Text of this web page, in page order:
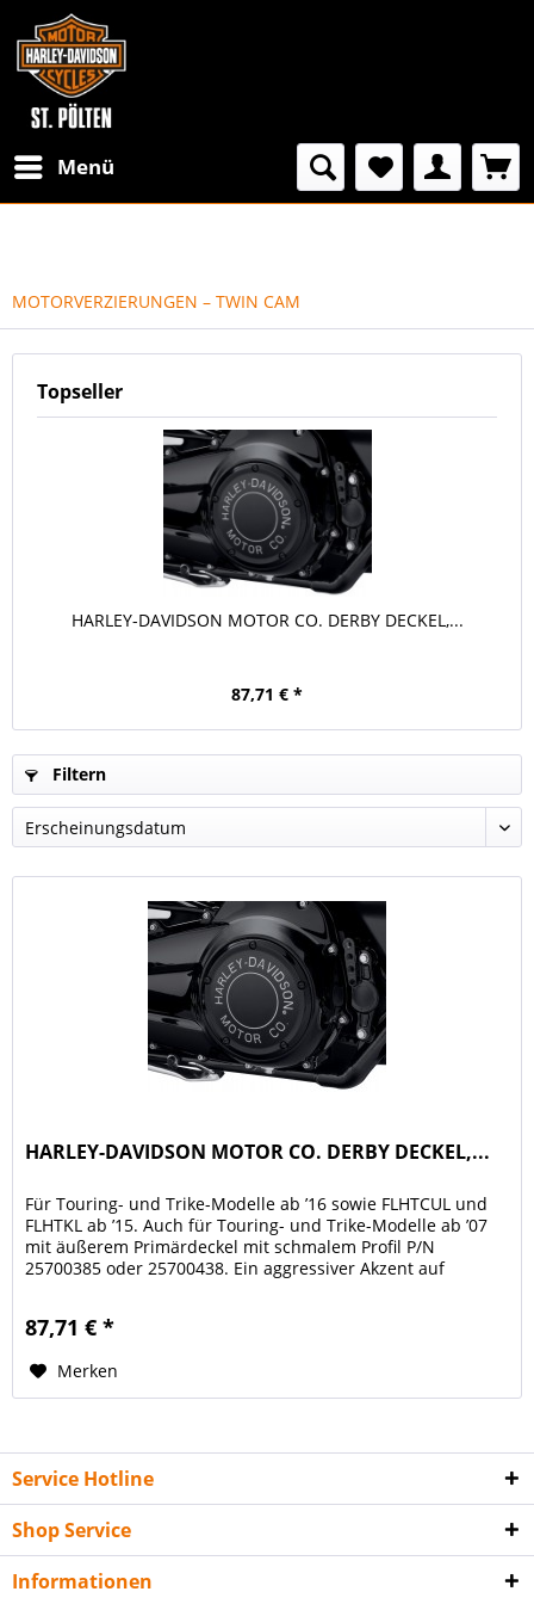
Menü
MOTORVERZIERUNGEN – TWIN CAM
Topseller
HARLEY-DAVIDSON MOTOR CO. DERBY DECKEL,...
87,71 € *
Filtern
HARLEY-DAVIDSON MOTOR CO. DERBY DECKEL,...
Für Touring- und Trike-Modelle ab ’16 sowie FLHTCUL und
FLHTKL ab ’15. Auch für Touring- und Trike-Modelle ab ’07
mit äußerem Primärdeckel mit schmalem Profil P/N
25700385 oder 25700438. Ein aggressiver Akzent auf
87,71 € *
Merken
Service Hotline
Shop Service
Informationen